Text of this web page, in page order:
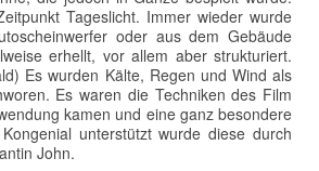
Tageslicht. Immer wieder wurde
oder aus dem Gebäude
erhellt, vor allem aber strukturiert.
Es wurden Kälte, Regen und Wind als
Es waren die Techniken des Film
kamen und eine ganz besondere
unterstützt wurde diese durch
John.